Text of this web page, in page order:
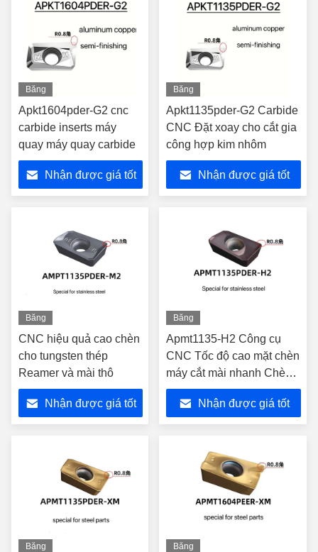
Băng
hình
Apkt1604pder-G2 cnc
carbide inserts máy
quay máy quay carbide
Nhận được giá tốt
Băng
hình
Apkt1135pder-G2 Carbide
CNC Đặt xoay cho cắt gia
công hợp kim nhôm
Nhận được giá tốt
Băng
hình
CNC hiệu quả cao chèn
cho tungsten thép
Reamer và mài thô
Nhận được giá tốt
Băng
Apmt1135-H2 Công cụ
CNC Tốc độ cao mặt chèn
máy cắt mài nhanh Chèn
Carbide
Nhận được giá tốt
Băng Băng